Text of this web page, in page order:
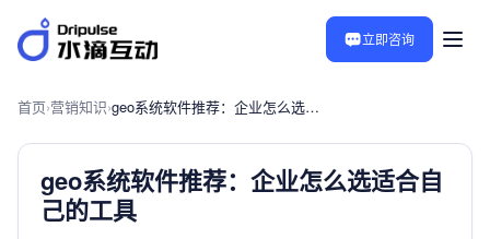
立即咨询
首页›营销知识› geo系统软件推荐：企业怎么选适合自己的工具
geo系统软件推荐：企业怎么选适合自
己的工具